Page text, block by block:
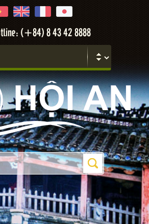
(+84) 8 43 42 8888